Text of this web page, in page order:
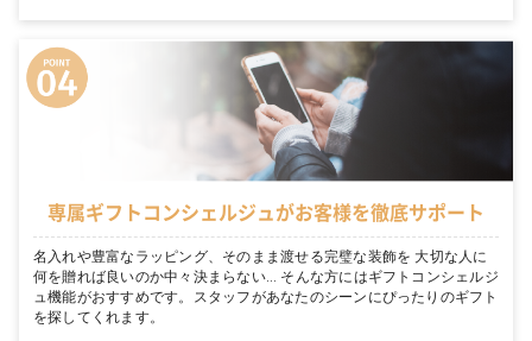
専属ギフトコンシェルジュがお客様を徹底サポート
名入れや豊富なラッピング、そのまま渡せる完璧な装飾を 大切な人に
何を贈れば良いのか中々決まらない… そんな方にはギフトコンシェルジ
ュ機能がおすすめです。スタッフがあなたのシーンにぴったりのギフト
を探してくれます。